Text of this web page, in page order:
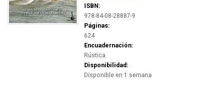
ISBN:
978-84-08-28887-9
Páginas:
624
Encuadernación:
Rústica
Disponibilidad:
Disponible en 1 semana